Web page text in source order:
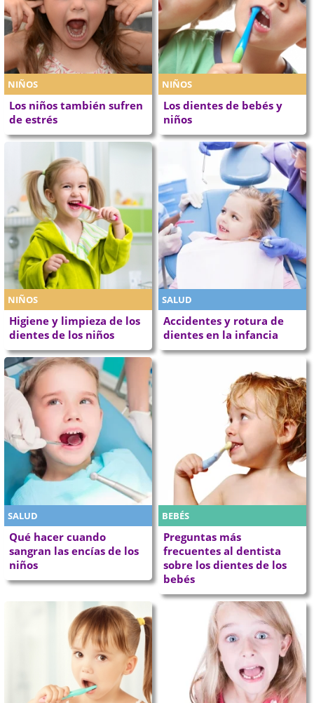
NIÑOS
Los niños también sufren
de estrés
NIÑOS
Los dientes de bebés y
niños
NIÑOS
Higiene y limpieza de los
dientes de los niños
SALUD
Accidentes y rotura de
dientes en la infancia
SALUD
Qué hacer cuando
sangran las encías de los
niños
BEBÉS
Preguntas más
frecuentes al dentista
sobre los dientes de los
bebés